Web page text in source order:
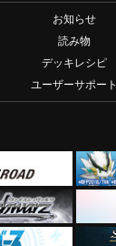
お知らせ
読み物
デッキレシピ
ユーザーサポート